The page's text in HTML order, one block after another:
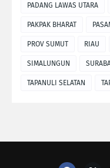
PADANG LAWAS UTARA
PAKPAK BHARAT
PROV SUMUT RIAU
SIMALUNGUN
TAPANULI SELATAN